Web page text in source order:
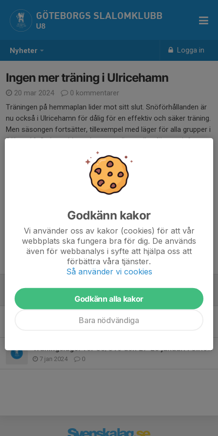
Nyheter Logga in
GÖTEBORGS SLALOMKLUBB
U8
Ingen mer träning i Ulricehamn
20 mar 2024
0 kommentarer
Träningen på hemmaplan lider mot sitt slut. Snöförhållanden är
nu också i Ulricehamn för dålig för en effektiv och säker träning.
Men säsongen fortsätter, tillexempel med läger för alla grupper i
Sälen v16. Se hemsidan, whatsapp eller mailen för mer info.
Tidigare nyheter
0
Träning flyttad till Ulricehamn
Träningsläger för U8/U10 den 27-28 januari i Ulricehamn
7 jan 2024 0
Godkänn kakor
Vi använder oss av kakor (cookies) för att vår
webbplats ska fungera bra för dig. De används
även för webbanalys i syfte att hjälpa oss att
förbättra våra tjänster.
Så använder vi cookies
Godkänn alla kakor
Bara nödvändiga